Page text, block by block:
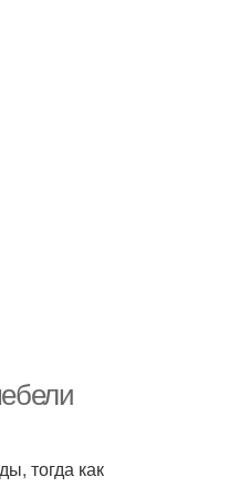
тогда как